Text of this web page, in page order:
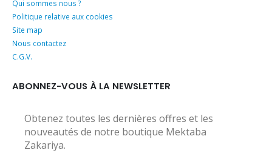
Qui sommes nous ?
Politique relative aux cookies
Site map
Nous contactez
C.G.V.
ABONNEZ-VOUS À LA NEWSLETTER
Obtenez toutes les dernières offres et les
nouveautés de notre boutique Mektaba
Zakariya.